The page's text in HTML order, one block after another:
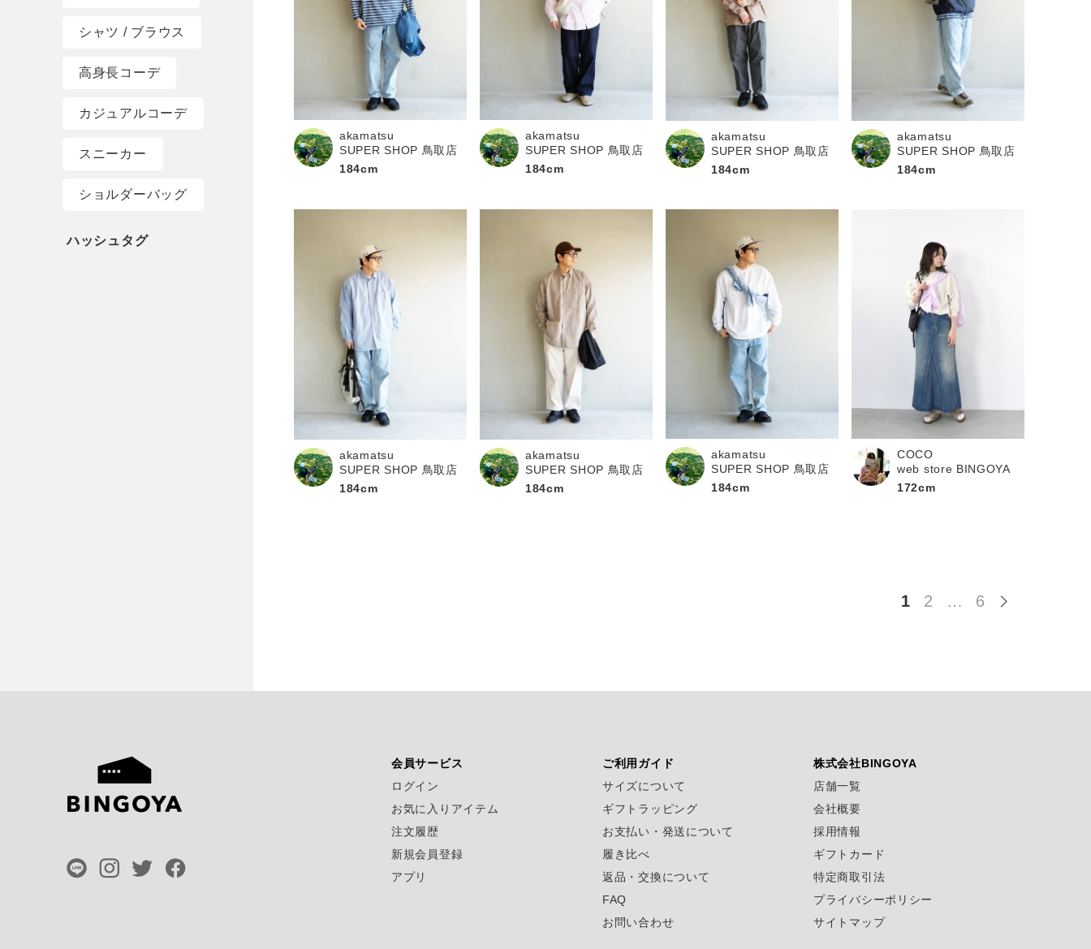
シャツ / ブラウス
高身長コーデ
カジュアルコーデ
スニーカー
ショルダーバッグ
akamatsu
SUPER SHOP 鳥取店
184cm
akamatsu
SUPER SHOP 鳥取店
184cm
akamatsu
SUPER SHOP 鳥取店
184cm
akamatsu
SUPER SHOP 鳥取店
184cm
akamatsu
SUPER SHOP 鳥取店
184cm
akamatsu
SUPER SHOP 鳥取店
184cm
akamatsu
SUPER SHOP 鳥取店
184cm
COCO
web store BINGOYA
172cm
1 2 … 6
会員サービス
ログイン
お気に入りアイテム
注文履歴
新規会員登録
アプリ
ご利用ガイド
サイズについて
ギフトラッピング
お支払い・発送について
履き比べ
返品・交換について
FAQ
お問い合わせ
株式会社BINGOYA
店舗一覧
会社概要
採用情報
ギフトカード
特定商取引法
プライバシーポリシー
サイトマップ